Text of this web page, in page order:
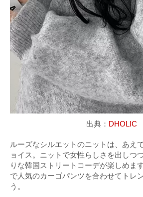
出典： DHOLIC
ルーズなシルエットのニットは、あえ
ョイス。ニットで女性らしさを出しつ
りな韓国ストリートコーデが楽しめま
で人気のカーゴパンツを合わせてトレ
う。